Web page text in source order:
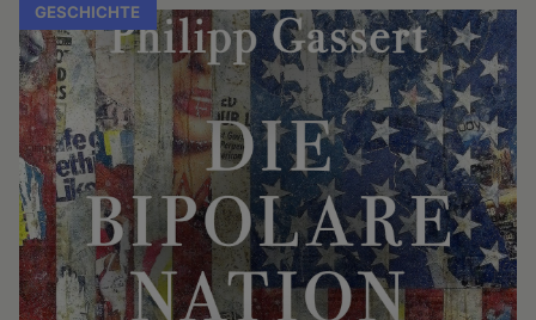
GESCHICHTE